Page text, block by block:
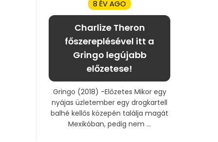
8 ÉV AGO
Charlize Theron
főszereplésével itt a
Gringo legújabb
előzetese!
Gringo (2018) -Előzetes Mikor egy
nyájas üzletember egy drogkartell
balhé kellős közepén találja magát
Mexikóban, pedig nem ...